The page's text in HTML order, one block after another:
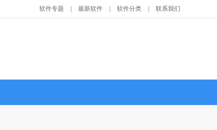
软件专题 最新软件 软件分类 联系我们